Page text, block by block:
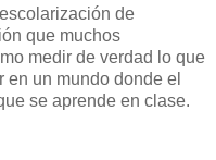
de
que muchos
medir de verdad lo que
en un mundo donde el
se aprende en clase.